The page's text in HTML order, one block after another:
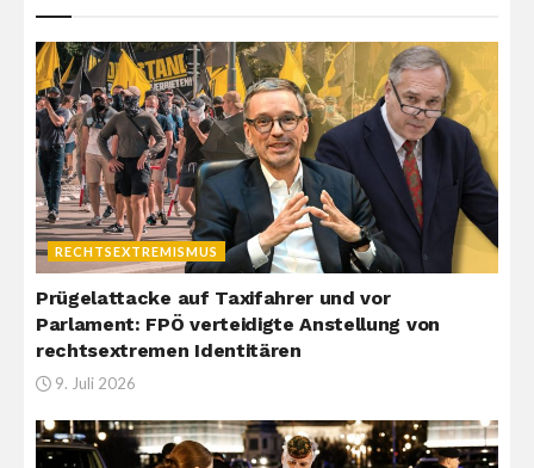
RECHTSEXTREMISMUS
Prügelattacke auf Taxifahrer und vor
Parlament: FPÖ verteidigte Anstellung von
rechtsextremen Identitären
9. Juli 2026